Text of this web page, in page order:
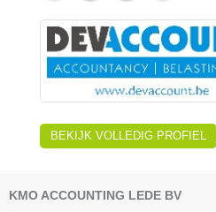
BEKIJK VOLLEDIG PROFIEL
KMO ACCOUNTING LEDE BV